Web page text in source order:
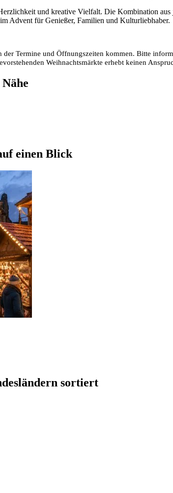
und kreative Vielfalt. Die Kombination
Advent für Genießer, Familien und Kulturliebhaber.
Termine und Öffnungszeiten kommen. Bitte
Weihnachtsmärkte erhebt keinen
einen Blick
sortiert